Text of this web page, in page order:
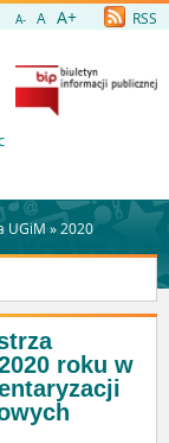
A- A A+ RSS
UGiM» 2020
roku w